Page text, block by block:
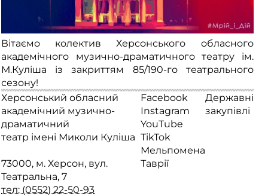
Вітаємо колектив Херсонського обласного
академічного музично-драматичного театру ім.
М.Куліша із закриттям 85/190-го театрального
сезону!
Херсонський обласний
академічний музично-
драматичний
театр імені Миколи Куліша
73000, м. Херсон, вул.
Театральна, 7
тел: (0552) 22-50-93
Facebook
Instagram
YouTube
TikTok
Мельпомена
Таврії
Державні
закупівлі